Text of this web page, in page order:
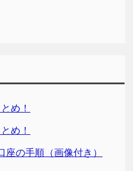
め！
め！
座の手順（画像付き）